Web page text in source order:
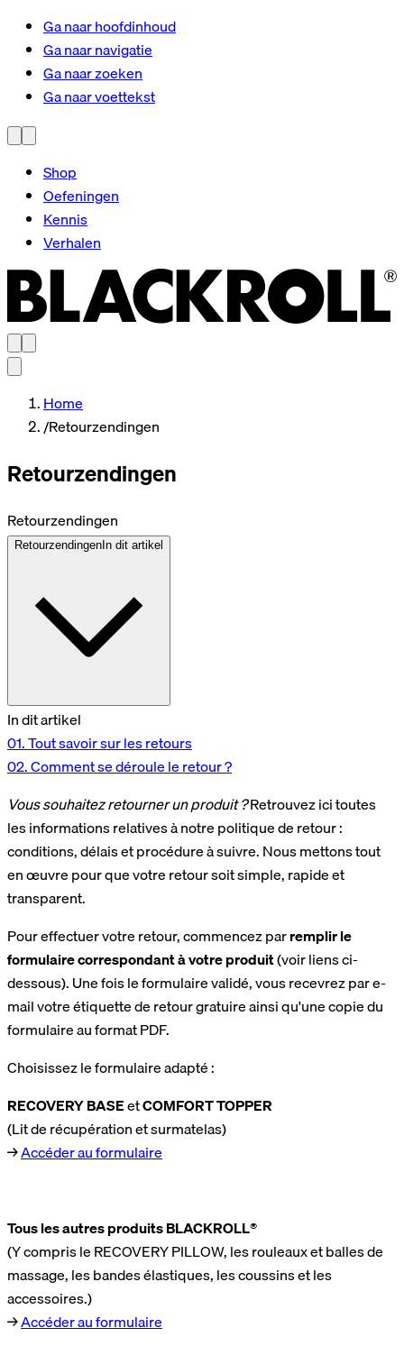
Ga naar hoofdinhoud
Ga naar navigatie
Ga naar zoeken
Ga naar voettekst
Shop
Oefeningen
Kennis
Verhalen
Home
/Retourzendingen
Retourzendingen
Retourzendingen
Retourzendingen In dit artikel
In dit artikel
01.Tout savoir sur les retours
02.Comment se déroule le retour ?
Vous souhaitez retourner un produit ?Retrouvez ici toutes
les informations relatives à notre politique de retour :
conditions, délais et procédure à suivre. Nous mettons tout
en œuvre pour que votre retour soit simple, rapide et
transparent.
Pour effectuer votre retour, commencez parremplir le
formulaire correspondant à votre produit(voir liens ci-
dessous). Une fois le formulaire validé, vous recevrez par e-
mail votre étiquette de retour gratuire ainsi qu'une copie du
formulaire au format PDF.
Choisissez le formulaire adapté :
RECOVERY BASEetCOMFORT TOPPER
(Lit de récupération et surmatelas)
→Accéder au formulaire
Tous les autres produits BLACKROLL®
(Y compris le RECOVERY PILLOW, les rouleaux et balles de
massage, les bandes élastiques, les coussins et les
accessoires.)
→Accéder au formulaire